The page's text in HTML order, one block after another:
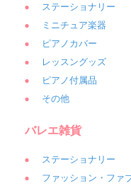
ステーショナリー
ミニチュア楽器
ピアノカバー
レッスングッズ
ピアノ付属品
その他
バレエ雑貨
ステーショナリー
ファッション・ファ